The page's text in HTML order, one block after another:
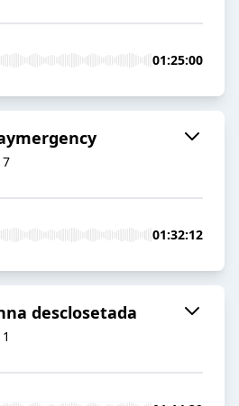
01:25:00
01:32:12
desclosetada